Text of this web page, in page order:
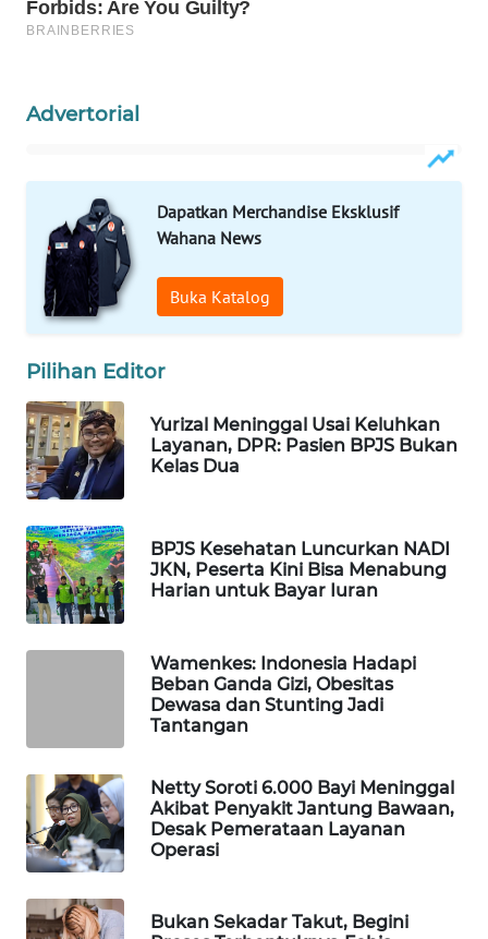
Advertorial
Dapatkan Merchandise Eksklusif
Wahana News
Buka Katalog
Pilihan Editor
Yurizal Meninggal Usai Keluhkan
Layanan, DPR: Pasien BPJS Bukan
Kelas Dua
BPJS Kesehatan Luncurkan NADI
JKN, Peserta Kini Bisa Menabung
Harian untuk Bayar Iuran
Wamenkes: Indonesia Hadapi
Beban Ganda Gizi, Obesitas
Dewasa dan Stunting Jadi
Tantangan
Netty Soroti 6.000 Bayi Meninggal
Akibat Penyakit Jantung Bawaan,
Desak Pemerataan Layanan
Operasi
Bukan Sekadar Takut, Begini
SPORT
WAHANA
PERSONA
WAHANA
OTOMOTIF
HEALTH
WAHANA
DESA
LAPAK
WAHANA
Wahana
MASYARAKAT
KELISTRIKAN
WALINKI
ID